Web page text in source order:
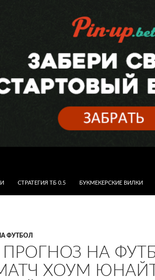
СТРАТЕГИЯ ТБ 0.5 БУКМЕКЕРСКИЕ ВИЛКИ
ФУТБОЛ
ПРОГНОЗ НА
ХОУМ